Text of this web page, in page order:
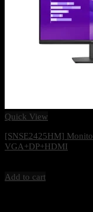
Quick View
[SNSE2425HM]
VGA+DP+HDMI
Add to cart